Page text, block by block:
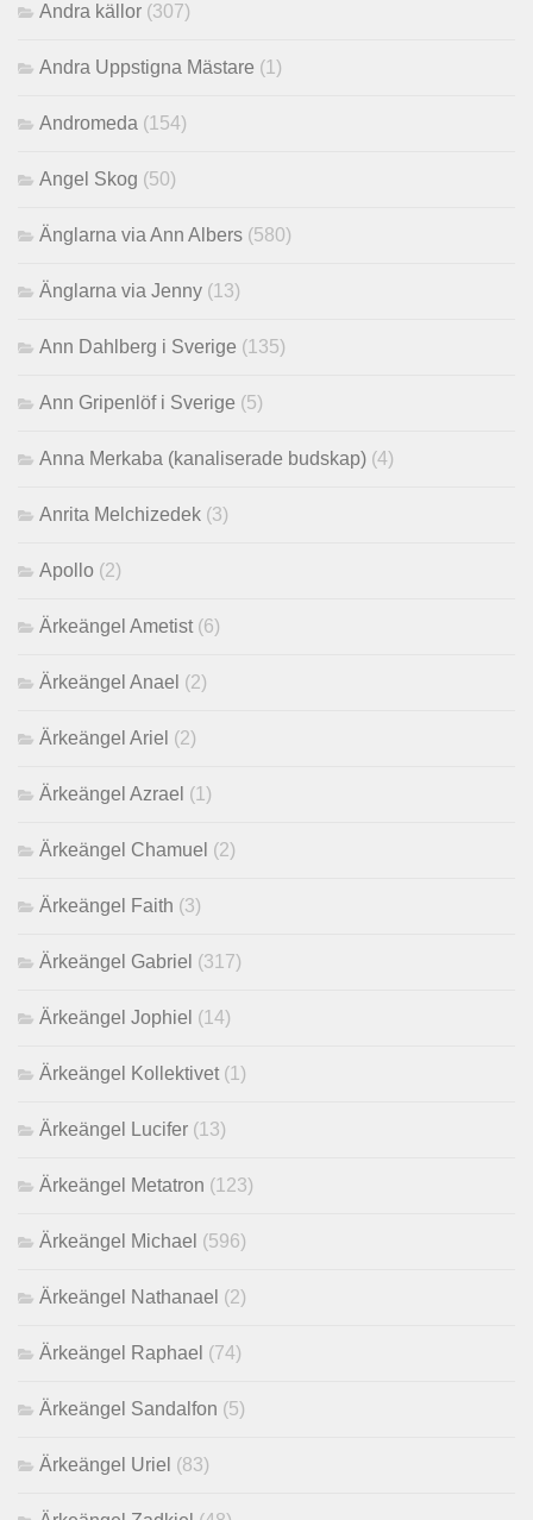
Andra källor (307)
Andra Uppstigna Mästare (1)
Andromeda (154)
Angel Skog (50)
Änglarna via Ann Albers (580)
Änglarna via Jenny (13)
Ann Dahlberg i Sverige (135)
Ann Gripenlöf i Sverige (5)
Anna Merkaba (kanaliserade budskap) (4)
Anrita Melchizedek (3)
Apollo (2)
Ärkeängel Ametist (6)
Ärkeängel Anael (2)
Ärkeängel Ariel (2)
Ärkeängel Azrael (1)
Ärkeängel Chamuel (2)
Ärkeängel Faith (3)
Ärkeängel Gabriel (317)
Ärkeängel Jophiel (14)
Ärkeängel Kollektivet (1)
Ärkeängel Lucifer (13)
Ärkeängel Metatron (123)
Ärkeängel Michael (596)
Ärkeängel Nathanael (2)
Ärkeängel Raphael (74)
Ärkeängel Sandalfon (5)
Ärkeängel Uriel (83)